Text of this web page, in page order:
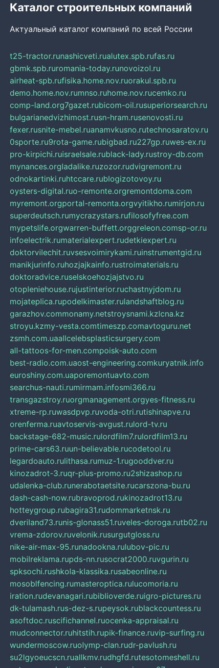
Каталог строительных компаний
Актуальный каталог компаний по всей России
t25-tractor.runashicveti.rualutex.spb.rufas.ru
gbmk.spb.ruromania-today.runovoizol.ru
airheat-spb.rufisika.home.nov.ruorakul.spb.ru
demo.home.nov.rumnso.ruhome.nov.rucemko.ru
comp-land.org7gazet.rubicom-oil.rusuperiorsearch.ru
bulgarianedvizhimost.rusn-hram.rusenovosti.ru
fexer.rusnite-mebel.ruanamvkusno.rutechnosaratov.ru
0sporte.ru9rota-game.rubigbad.ru227gp.ruwes-ex.ru
pro-kirpichi.ruisraelsale.rublack-lady.rustroy-db.com
mynances.orgladalike.ruzozor.rudvigremont.ru
odnokartinki.ruhtccare.rublogizotovoy.ru
oysters-digital.ruo-remonte.orgremontdoma.com
myremont.orgportal-remonta.orgvyitikho.rumirjon.ru
superdeutsch.rumycrazystars.rufilosofyfree.com
mypetslife.orgwarren-buffett.orggreleon.comsp-or.ru
infoelectrik.rumaterialexpert.rudetkiexpert.ru
doktorvilechit.ruvsesvoimirykami.ruinstrumentgid.ru
manikjurinfo.ruhozjajkainfo.rustroimaterials.ru
doktoradvice.ruselskoehozjajstvo.ru
otopleniehouse.rujustinterior.ruchastnyjdom.ru
mojateplica.rupodelkimaster.rulandshaftblog.ru
garazhov.commonamy.netstroysnami.kzlcna.kz
stroyu.kzmy-vesta.comtimeszp.comavtoguru.net
zsmh.com.uaallcelebsplasticsurgery.com
all-tattoos-for-men.compoisk-auto.com
best-radio.com.uaost-engineering.comkuryatnik.info
euroshiny.com.uaporemontuavto.com
searchus-nauti.rumirmam.infosmi366.ru
transgazstroy.ruorgmanagement.orgyes-fitness.ru
xtreme-rp.ruwasdpvp.ruvoda-otri.rutishinapve.ru
orenferma.ruavtoservis-avgust.rulord-tv.ru
backstage-682-music.rulordfilm7.rulordfilm13.ru
prime-cars63.ruun-believable.rucodetool.ru
legardoauto.rulithasa.rumuz-1.rugooddver.ru
kinozadrot-3.ruqr-plus-promo.ru2shizashop.ru
udalenka-club.runerabotaetsite.rucarszona-bu.ru
dash-cash-now.rubravoprod.rukinozadrot13.ru
hotteygroup.rubagira31.rudommarketnsk.ru
dveriland73.runis-glonass51.ruveles-doroga.rutb02.ru
vrema-zdorov.ruvelonik.rusurgutgloss.ru
nike-air-max-95.runadookna.rulubov-pic.ru
mobilreklama.rupds-nn.rusocrat2000.ruvgurin.ru
spksochi.rushkola-klassika.rusabeonline.ru
mosoblfencing.rumasteroptica.rulucomoria.ru
iration.rudevanagari.rubiblioverde.ruigro-pictures.ru
dk-tulamash.rus-dez-s.rupeysok.rublackcountess.ru
asoftdoc.ruscifichannel.ruocenka-appraisal.ru
mudconnector.ruhitstih.rupik-finance.ruvip-surfing.ru
wundermoscow.ruolymp-clan.rudr-pavlush.ru
su2lgyoeucscn.ruallkmv.rudhgfd.rutesotomeshell.ru